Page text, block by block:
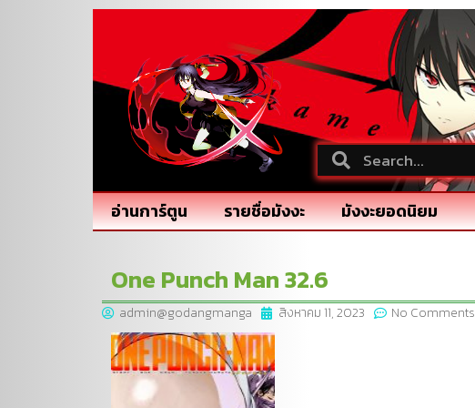
อ่านการ์ตูน รายชื่อมังงะ มังงะยอดนิยม
One Punch Man 32.6
admin@godangmanga สิงหาคม 11, 2023 No Comments